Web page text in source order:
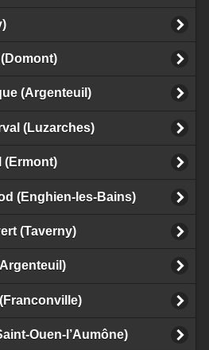
(Argenteuil)
(Luzarches)
(Ermont)
(Enghien-les-Bains)
(Taverny)
Ouen-l’Aumône)